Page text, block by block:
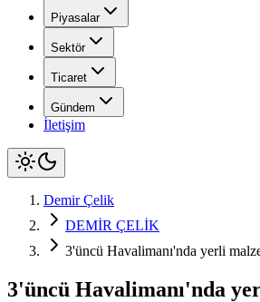
Piyasalar
Sektör
Ticaret
Gündem
İletişim
Demir Çelik
DEMİR ÇELİK
3'üncü Havalimanı'nda yerli
3'üncü Havalimanı'nda